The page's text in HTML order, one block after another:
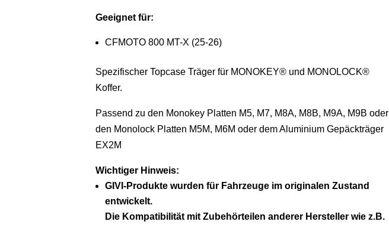
Geeignet für:
CFMOTO 800 MT-X (25-26)
Spezifischer Topcase Träger für MONOKEY® und MONOLOCK®
Koffer.
Passend zu den Monokey Platten M5, M7, M8A, M8B, M9A, M9B oder
den Monolock Platten M5M, M6M oder dem Aluminium Gepäckträger
EX2M
Wichtiger Hinweis:
GIVI-Produkte wurden für Fahrzeuge im originalen Zustand
entwickelt.
Die Kompatibilität mit Zubehörteilen anderer Hersteller wie z.B.